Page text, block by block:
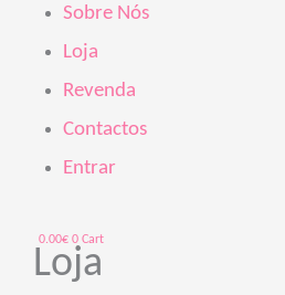
Sobre Nós
Loja
Revenda
Contactos
Entrar
0.00€ 0 Cart
Loja